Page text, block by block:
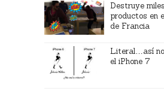
Destruye
productos en
de Francia
Literal…así
el iPhone 7